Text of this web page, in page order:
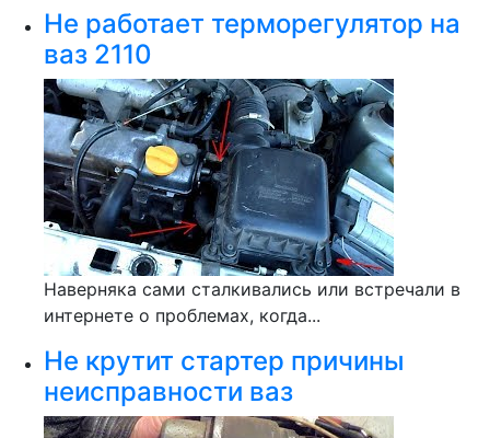
Не работает терморегулятор на
ваз 2110
Наверняка сами сталкивались или встречали в
интернете о проблемах, когда...
Не крутит стартер причины
неисправности ваз